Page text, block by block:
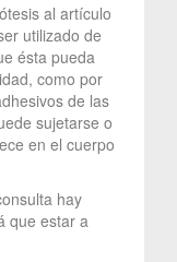
al artículo
utilizado de
ésta pueda
como por
de las
sujetarse o
en el cuerpo
hay
que estar a